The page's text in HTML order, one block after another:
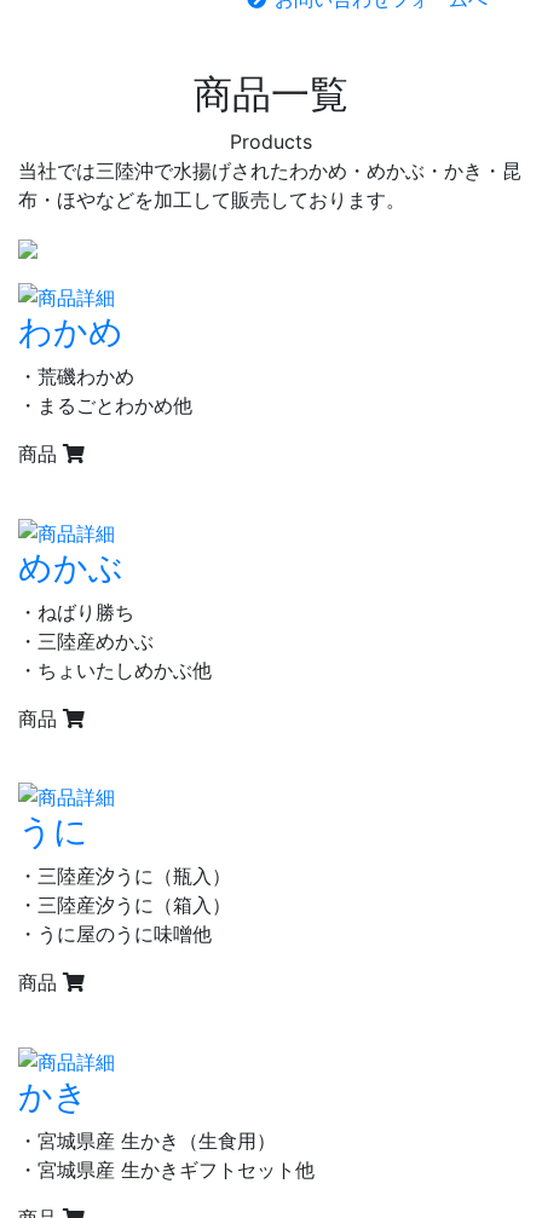
商品一覧
Products
当社では三陸沖で水揚げされたわかめ・めかぶ・かき・昆
布・ほやなどを加工して販売しております。
わかめ
・荒磯わかめ
・まるごとわかめ他
商品
めかぶ
・ねばり勝ち
・三陸産めかぶ
・ちょいたしめかぶ他
商品
うに
・三陸産汐うに（瓶入）
・三陸産汐うに（箱入）
・うに屋のうに味噌他
商品
かき
・宮城県産 生かき（生食用）
・宮城県産 生かきギフトセット他